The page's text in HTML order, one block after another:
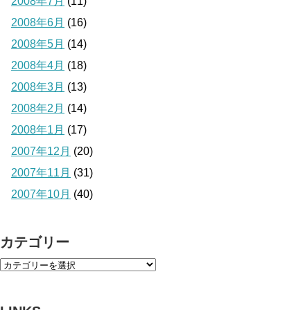
2008年6月 (16)
2008年5月 (14)
2008年4月 (18)
2008年3月 (13)
2008年2月 (14)
2008年1月 (17)
2007年12月 (20)
2007年11月 (31)
2007年10月 (40)
カテゴリー